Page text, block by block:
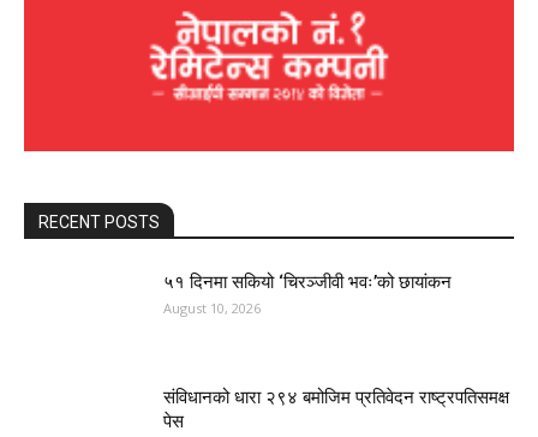
RECENT POSTS
५१ दिनमा सकियो ‘चिरञ्जीवी भवः’को छायांकन
August 10, 2026
संविधानको धारा २९४ बमोजिम प्रतिवेदन राष्ट्रपतिसमक्ष
पेस